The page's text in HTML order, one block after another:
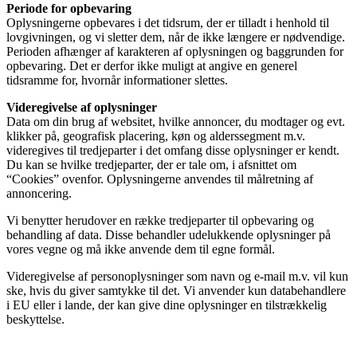
Periode for opbevaring
Oplysningerne opbevares i det tidsrum, der er tilladt i henhold til
lovgivningen, og vi sletter dem, når de ikke længere er nødvendige.
Perioden afhænger af karakteren af oplysningen og baggrunden for
opbevaring. Det er derfor ikke muligt at angive en generel
tidsramme for, hvornår informationer slettes.
Videregivelse af oplysninger
Data om din brug af websitet, hvilke annoncer, du modtager og evt.
klikker på, geografisk placering, køn og alderssegment m.v.
videregives til tredjeparter i det omfang disse oplysninger er kendt.
Du kan se hvilke tredjeparter, der er tale om, i afsnittet om
“Cookies” ovenfor. Oplysningerne anvendes til målretning af
annoncering.
Vi benytter herudover en række tredjeparter til opbevaring og
behandling af data. Disse behandler udelukkende oplysninger på
vores vegne og må ikke anvende dem til egne formål.
Videregivelse af personoplysninger som navn og e-mail m.v. vil kun
ske, hvis du giver samtykke til det. Vi anvender kun databehandlere
i EU eller i lande, der kan give dine oplysninger en tilstrækkelig
beskyttelse.